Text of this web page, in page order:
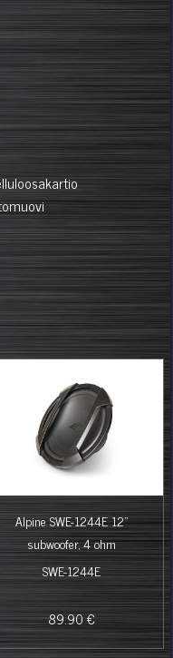
Alpine SWE-1244E 12"
subwoofer, 4 ohm
SWE-1244E
89.90 €